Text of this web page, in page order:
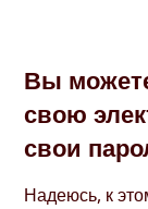
Вы
свою
свои
Надеюсь, к